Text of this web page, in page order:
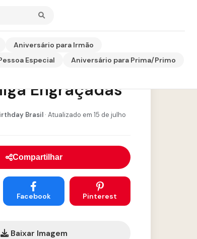
Aniversário para Irmão
Especial
Aniversário para Prima/Primo
Aniversário
Engraçadas
Brasil · Atualizado em 15 de julho
Compartilhar
Facebook Pinterest
Baixar Imagem